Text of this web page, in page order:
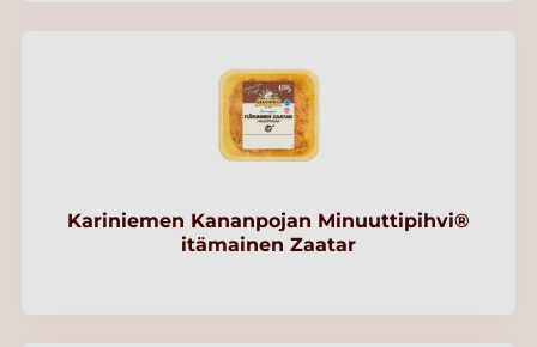
Kariniemen Kananpojan Minuuttipihvi®
itämainen Zaatar